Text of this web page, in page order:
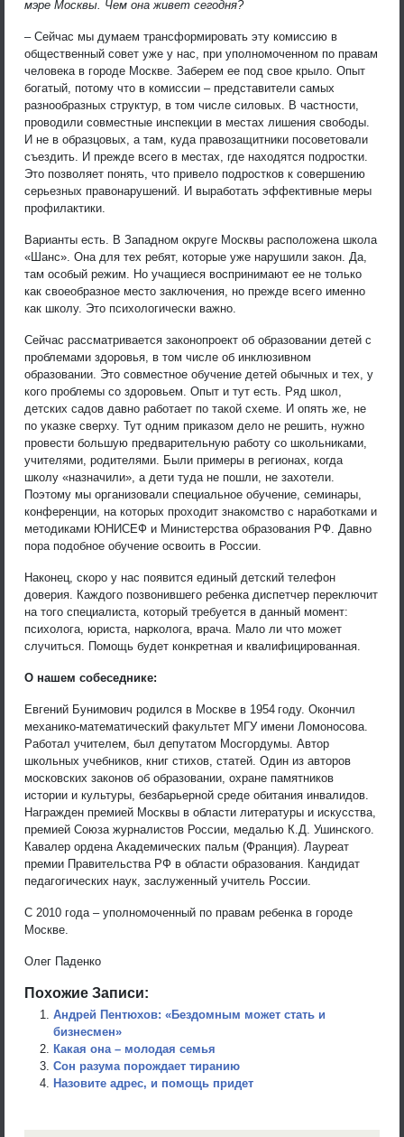
мэре Москвы. Чем она живет сегодня?
– Сейчас мы думаем трансформировать эту комиссию в
общественный совет уже у нас, при уполномоченном по правам
человека в городе Москве. Заберем ее под свое крыло. Опыт
богатый, потому что в комиссии – представители самых
разнообразных структур, в том числе силовых. В частности,
проводили совместные инспекции в местах лишения свободы.
И не в образцовых, а там, куда правозащитники посоветовали
съездить. И прежде всего в местах, где находятся подростки.
Это позволяет понять, что привело подростков к совершению
серьезных правонарушений. И выработать эффективные меры
профилактики.
Варианты есть. В Западном округе Москвы расположена школа
«Шанс». Она для тех ребят, которые уже нарушили закон. Да,
там особый режим. Но учащиеся воспринимают ее не только
как своеобразное место заключения, но прежде всего именно
как школу. Это психологически важно.
Сейчас рассматривается законопроект об образовании детей с
проблемами здоровья, в том числе об инклюзивном
образовании. Это совместное обучение детей обычных и тех, у
кого проблемы со здоровьем. Опыт и тут есть. Ряд школ,
детских садов давно работает по такой схеме. И опять же, не
по указке сверху. Тут одним приказом дело не решить, нужно
провести большую предварительную работу со школьниками,
учителями, родителями. Были примеры в регионах, когда
школу «назначили», а дети туда не пошли, не захотели.
Поэтому мы организовали специальное обучение, семинары,
конференции, на которых проходит знакомство с наработками и
методиками ЮНИСЕФ и Министерства образования РФ. Давно
пора подобное обучение освоить в России.
Наконец, скоро у нас появится единый детский телефон
доверия. Каждого позвонившего ребенка диспетчер переключит
на того специалиста, который требуется в данный момент:
психолога, юриста, нарколога, врача. Мало ли что может
случиться. Помощь будет конкретная и квалифицированная.
О нашем собеседнике:
Евгений Бунимович родился в Москве в 1954 году. Окончил
механико-математический факультет МГУ имени Ломоносова.
Работал учителем, был депутатом Мосгордумы. Автор
школьных учебников, книг стихов, статей. Один из авторов
московских законов об образовании, охране памятников
истории и культуры, безбарьерной среде обитания инвалидов.
Награжден премией Москвы в области литературы и искусства,
премией Союза журналистов России, медалью К.Д. Ушинского.
Кавалер ордена Академических пальм (Франция). Лауреат
премии Правительства РФ в области образования. Кандидат
педагогических наук, заслуженный учитель России.
С 2010 года – уполномоченный по правам ребенка в городе
Москве.
Олег Паденко
Похожие Записи:
Андрей Пентюхов: «Бездомным может стать и
бизнесмен»
Какая она – молодая семья
Сон разума порождает тиранию
Назовите адрес, и помощь придет